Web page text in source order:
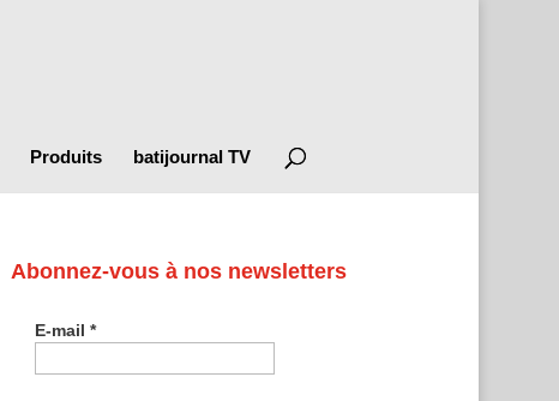
Produits batijournal TV
Abonnez-vous à nos newsletters
E-mail*